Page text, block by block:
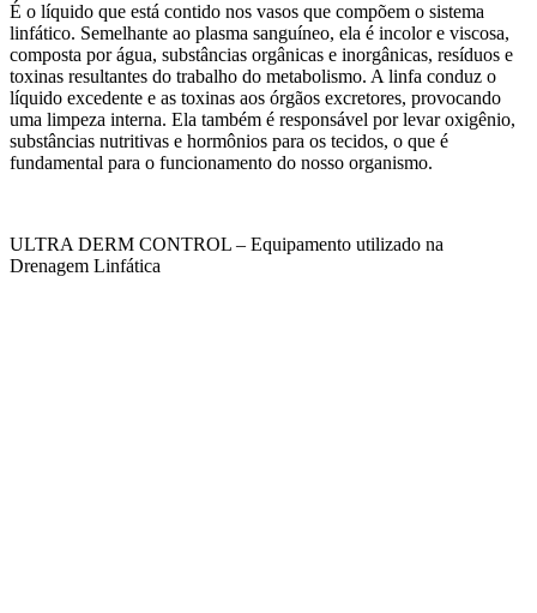
É o líquido que está contido nos vasos que compõem o sistema
linfático. Semelhante ao plasma sanguíneo, ela é incolor e viscosa,
composta por água, substâncias orgânicas e inorgânicas, resíduos e
toxinas resultantes do trabalho do metabolismo. A linfa conduz o
líquido excedente e as toxinas aos órgãos excretores, provocando
uma limpeza interna. Ela também é responsável por levar oxigênio,
substâncias nutritivas e hormônios para os tecidos, o que é
fundamental para o funcionamento do nosso organismo.
ULTRA DERM CONTROL – Equipamento utilizado na
Drenagem Linfática